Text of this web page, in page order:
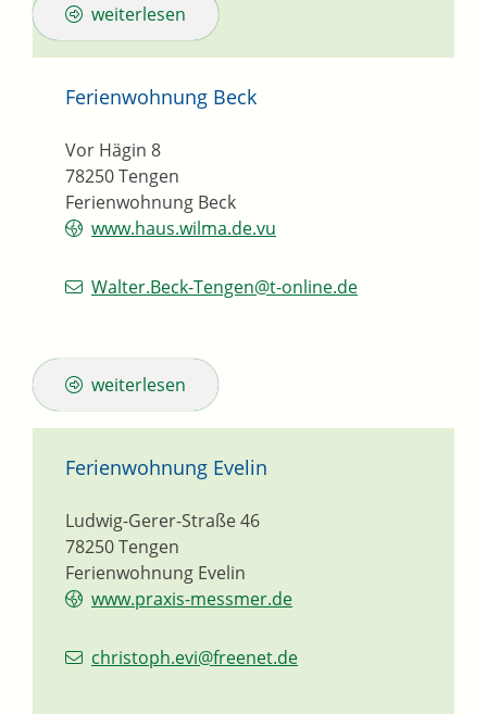
weiterlesen
Ferienwohnung Beck
Ferienwohnung Beck
Vor Hägin 8
78250Tengen
www.haus.wilma.de.vu
Walter.Beck-Tengen@t-online.de
weiterlesen
Ferienwohnung Evelin
Ferienwohnung Evelin
Ludwig-Gerer-Straße 46
78250Tengen
www.praxis-messmer.de
christoph.evi@freenet.de